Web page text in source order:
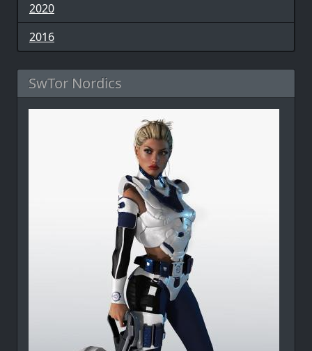
2020
2016
SwTor Nordics